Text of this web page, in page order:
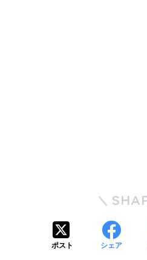
ポスト シェア